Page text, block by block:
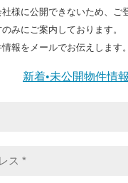
様に公開できないため、ご
みにご案内しております。
報をメールでお伝えします。
新着•未公開物件情